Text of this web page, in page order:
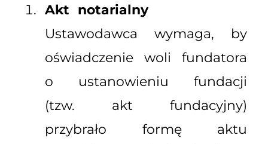
Akt notarialny
Ustawodawca wymaga, by
oświadczenie woli fundatora
o ustanowieniu fundacji
(tzw. akt fundacyjny)
przybrało formę aktu